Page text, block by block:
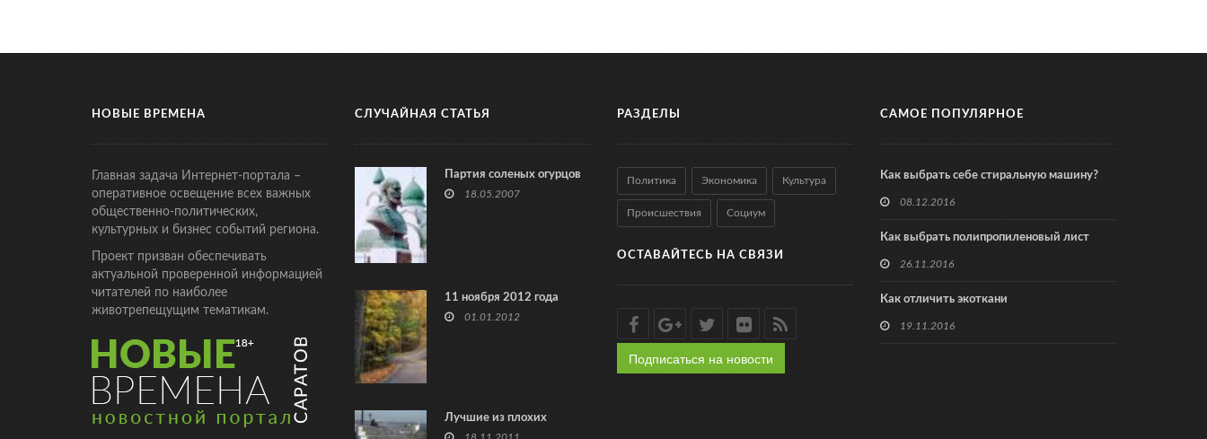
НОВЫЕ ВРЕМЕНА
Главная задача Интернет-портала –
оперативное освещение всех важных
общественно-политических,
культурных и бизнес событий региона.
Проект призван обеспечивать
актуальной проверенной информацией
читателей по наиболее
животрепещущим тематикам.
СЛУЧАЙНАЯ СТАТЬЯ
Партия соленых огурцов
18.05.2007
11 ноября 2012 года
01.01.2012
Лучшие из плохих
РАЗДЕЛЫ
Политика Экономика Культура
Происшествия Социум
ОСТАВАЙТЕСЬ НА СВЯЗИ
Подписаться на новости
САМОЕ ПОПУЛЯРНОЕ
Как выбрать себе стиральную машину?
08.12.2016
Как выбрать полипропиленовый лист
26.11.2016
Как отличить экоткани
19.11.2016